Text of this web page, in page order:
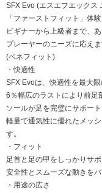
SFX Evo (エスエフエックス
「ファーストフィット」体
ビギナーから上級者まで、
プレーヤーのニーズに応えま
(ベネフィット)
・快適性
SFX Evoは、快適性を最大
6％幅広のラストにより前足
ソールが足を完璧にサポート
軽量で通気性に優れたメッ
す。
・フィット
足首と足の甲をしっかりサ
安全性とスムーズな動きを
・用途の広さ